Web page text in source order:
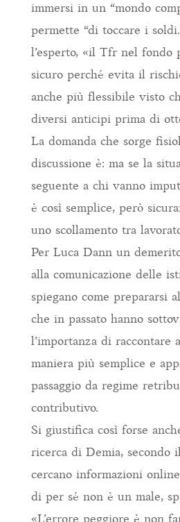
immersi in un “mondo
permette “di toccare i
l’esperto, «il Tfr nel fondo
sicuro perché evita il
anche più flessibile visto
diversi anticipi prima di
La domanda che sorge
discussione è: ma se la
seguente a chi vanno
è così semplice, però
uno scollamento tra
Per Luca Dann un
alla comunicazione delle
spiegano come prepararsi
che in passato hanno
l’importanza di raccontare
maniera più semplice e
passaggio da regime
contributivo.
Si giustifica così forse
ricerca di Demia, secondo
cercano informazioni
di per sé non è un male,
«L’errore peggiore è non